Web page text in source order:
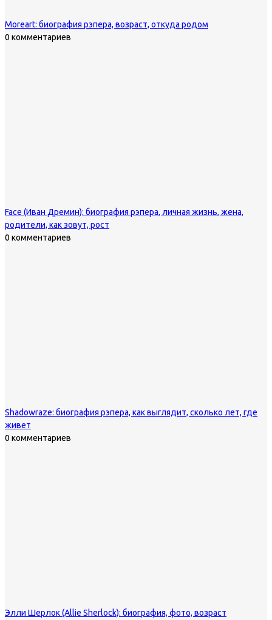
Moreart: биография рэпера, возраст, откуда родом
0 комментариев
Face (Иван Дремин): биография рэпера, личная жизнь, жена,
родители, как зовут, рост
0 комментариев
Shadowraze: биография рэпера, как выглядит, сколько лет, где
живет
0 комментариев
Элли Шерлок (Allie Sherlock): биография, фото, возраст